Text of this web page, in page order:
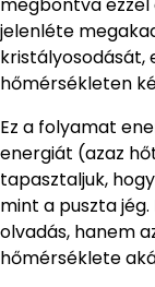
jelenléte
kristályosodását,
hőmérsékleten
Ez a folyamat
energiát (azaz
tapasztaljuk,
mint a puszta
olvadás, hanem
hőmérséklete